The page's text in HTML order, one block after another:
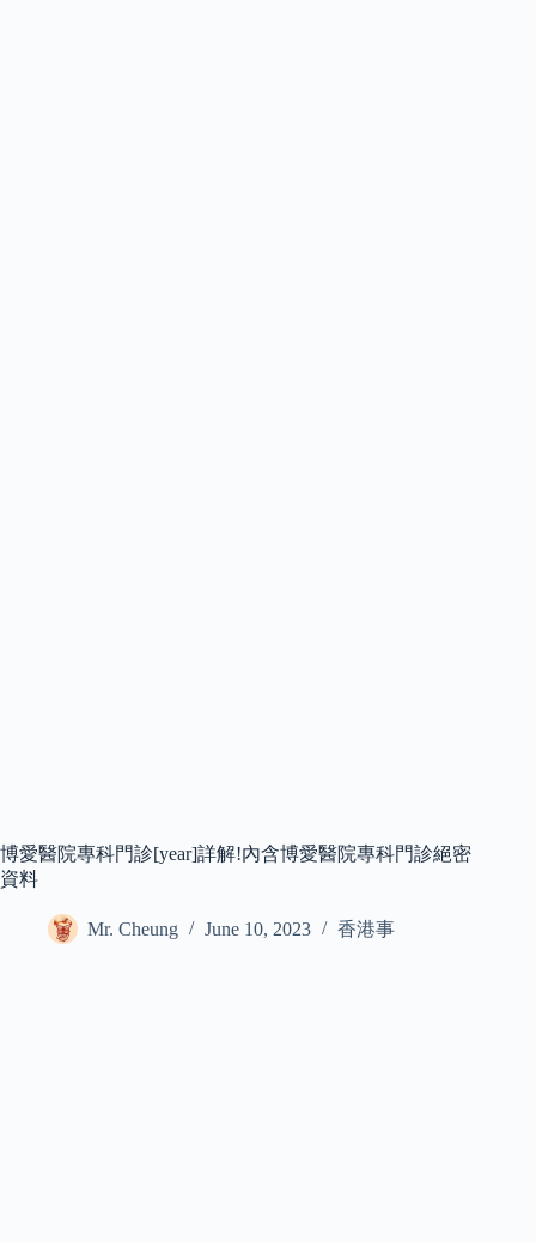
博愛醫院專科門診[year]詳解!內含博愛醫院專科門診絕密
資料
Mr. Cheung June 10, 2023 香港事